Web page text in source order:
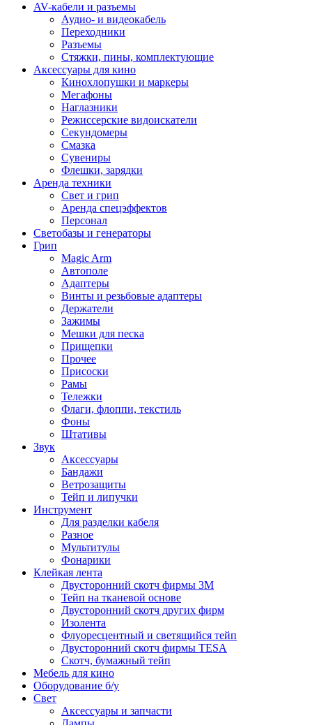
AV-кабели и разъемы
Аудио- и видеокабель
Переходники
Разъемы
Стяжки, пины, комплектующие
Аксессуары для кино
Кинохлопушки и маркеры
Мегафоны
Наглазники
Режиссерские видоискатели
Секундомеры
Смазка
Сувениры
Флешки, зарядки
Аренда техники
Свет и грип
Аренда спецэффектов
Персонал
Светобазы и генераторы
Грип
Magic Arm
Автополе
Адаптеры
Винты и резьбовые адаптеры
Держатели
Зажимы
Мешки для песка
Прищепки
Прочее
Присоски
Рамы
Тележки
Флаги, флоппи, текстиль
Фоны
Штативы
Звук
Аксессуары
Бандажи
Ветрозащиты
Тейп и липучки
Инструмент
Для разделки кабеля
Разное
Мультитулы
Фонарики
Клейкая лента
Двусторонний скотч фирмы 3M
Тейп на тканевой основе
Двусторонний скотч других фирм
Изолента
Флуоресцентный и светящийся тейп
Двусторонний скотч фирмы TESA
Скотч, бумажный тейп
Мебель для кино
Оборудование б/у
Свет
Аксессуары и запчасти